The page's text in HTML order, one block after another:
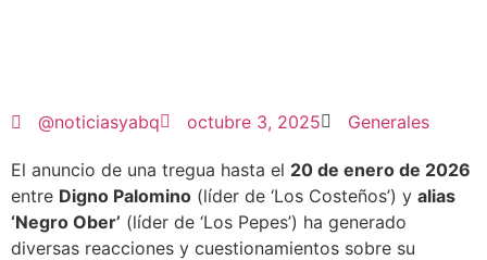
@noticiasyabq octubre 3, 2025 Generales
El anuncio de una tregua hasta el 20 de enero de 2026
entre Digno Palomino (líder de ‘Los Costeños’) y alias
‘Negro Ober’ (líder de ‘Los Pepes’) ha generado
diversas reacciones y cuestionamientos sobre su